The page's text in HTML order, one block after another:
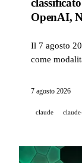
OpenAI,
Il 7 agosto
come
Astra al
robotica e i
Seedance
7 agosto 2026
claude